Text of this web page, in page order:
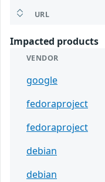
URL
Impacted products
VENDOR
google
fedoraproject
fedoraproject
debian
debian